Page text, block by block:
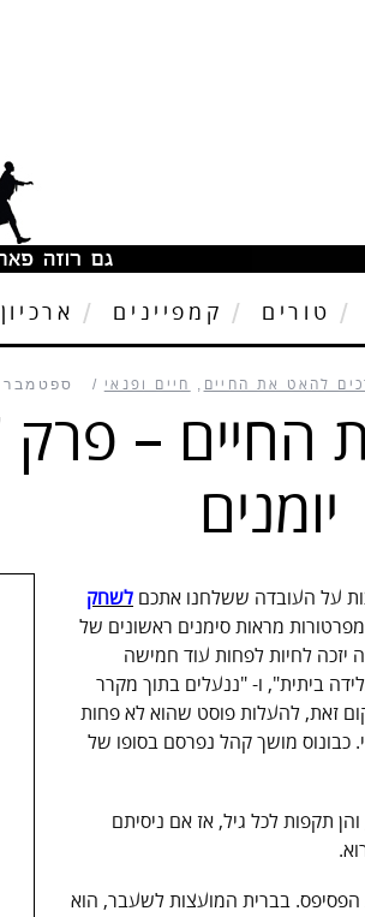
טורים קמפיינים ארכיון
, חיים ופנאי ספטמבר 19, 2012
יומנים
על העובדה ששלחנו אתכם לשחק
אולם, מאחר והטמפרטורות מראות סימנים ראשונים של
יזכה לחיות לפחות עוד חמישה
ביתית", ו- "ננעלים בתוך מקרר
זאת, להעלות פוסט שהוא לא פחות
כבונוס מושך קהל נפרסם בסופו של
תקפות לכל גיל, אז אם ניסיתם
באמנות הפסיפס. בברית המועצות לשעבר, הוא